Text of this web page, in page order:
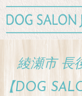
綾瀬市 長
【DOG